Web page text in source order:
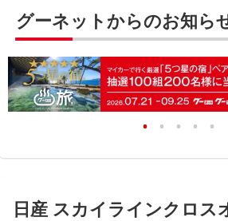
グーネットからのお知ら
日産 スカイラインクロス